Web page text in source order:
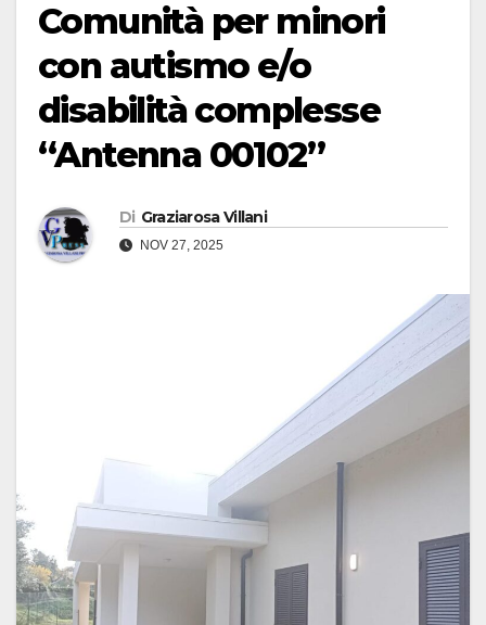
Comunità per minori
con autismo e/o
disabilità complesse
“Antenna 00102”
Di Graziarosa Villani
NOV 27, 2025